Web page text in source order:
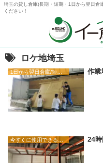
埼玉の貸し倉庫(長期・短期・1日から翌日倉
ください！
ロケ地埼玉
1日から翌日倉庫/短期 ステージクリエイターブログ 作業
24